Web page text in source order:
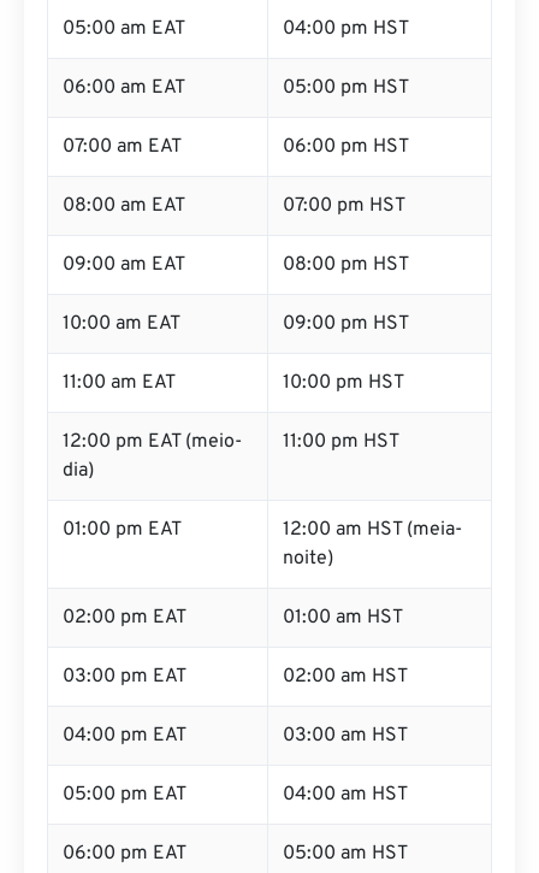
05:00 am EAT 04:00 pm HST
06:00 am EAT 05:00 pm HST
07:00 am EAT 06:00 pm HST
08:00 am EAT 07:00 pm HST
09:00 am EAT 08:00 pm HST
10:00 am EAT 09:00 pm HST
11:00 am EAT 10:00 pm HST
12:00 pm EAT (meio-
dia)
11:00 pm HST
01:00 pm EAT
12:00 am HST (meia-
noite)
02:00 pm EAT 01:00 am HST
03:00 pm EAT 02:00 am HST
04:00 pm EAT 03:00 am HST
05:00 pm EAT 04:00 am HST
06:00 pm EAT 05:00 am HST